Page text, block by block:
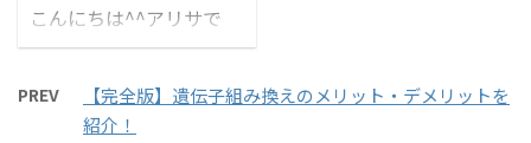
こんにちは^^アリサで
す。 何か食材を食べる
はない」というワードを
一度は見たことがあると
PREV
【完全版】遺伝子組み換えのメリット・デメリットを
紹介！